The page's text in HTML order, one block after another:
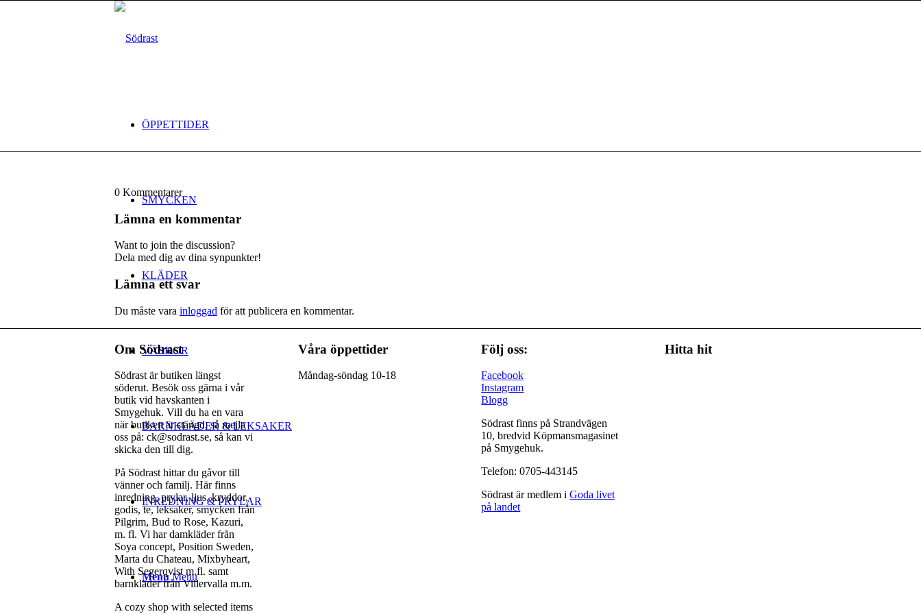
ÖPPETTIDER
SMYCKEN
KLÄDER
VÄSKOR
BARNKLÄDER & LEKSAKER
INREDNING & PRYLAR
Menu Menu
0 Kommentarer
Lämna en kommentar
Want to join the discussion?
Dela med dig av dina synpunkter!
Lämna ett svar
Du måste vara inloggad för att publicera en kommentar.
Om Södrast
Södrast är butiken längst
söderut. Besök oss gärna i vår
butik vid havskanten i
Smygehuk. Vill du ha en vara
när butiken är stängd, så mejla
oss på: ck@sodrast.se, så kan vi
skicka den till dig.
På Södrast hittar du gåvor till
vänner och familj. Här finns
inredning, prylar, ljus, kryddor,
godis, te, leksaker, smycken från
Pilgrim, Bud to Rose, Kazuri,
m. fl. Vi har damkläder från
Soya concept, Position Sweden,
Marta du Chateau, Mixbyheart,
With Segerqvist m.fl. samt
barnkläder från Villervalla m.m.
A cozy shop with selected items
Våra öppettider
Måndag-söndag 10-18
Följ oss:
Facebook
Instagram
Blogg
Södrast finns på Strandvägen
10, bredvid Köpmansmagasinet
på Smygehuk.
Telefon: 0705-443145
Södrast är medlem iGoda livet
på landet
Hitta hit